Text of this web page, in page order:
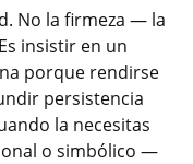
No la firmeza — la
insistir en un
porque rendirse
persistencia
la necesitas
o simbólico —